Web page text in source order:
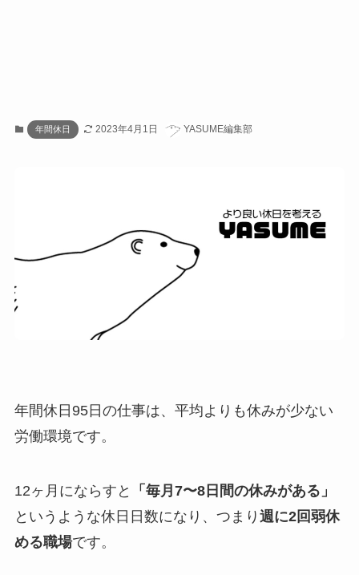
年間休日 2023年4月1日 YASUME編集部
年間休日95日の仕事は、平均よりも休みが少ない
労働環境です。
12ヶ月にならすと
「毎月7〜8日間の休みがある」
というような休日日数になり、つまり 週に2回弱休
める職場です。